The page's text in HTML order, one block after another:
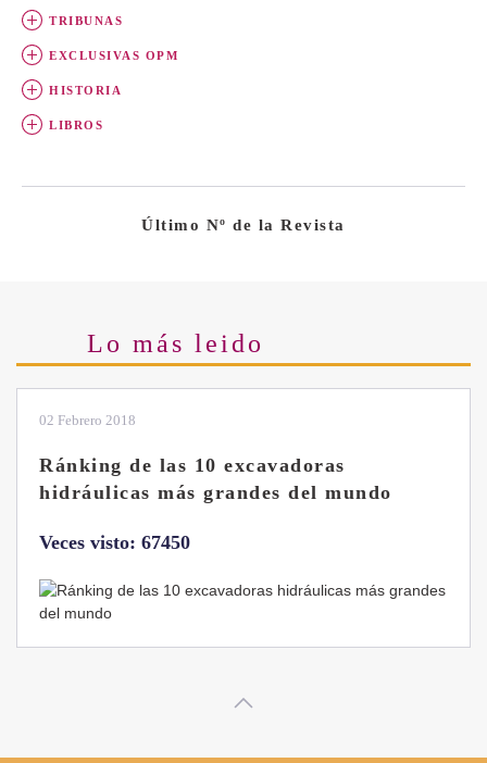
TRIBUNAS
EXCLUSIVAS OPM
HISTORIA
LIBROS
Último Nº de la Revista
Lo más leido
28 Enero 2019
Las ventajas de la excavadora Yanmar
B7 Sigma-6
Veces visto: 32217